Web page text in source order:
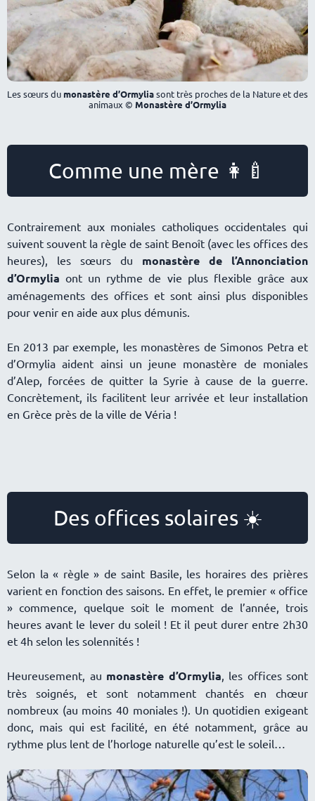
Les sœurs du monastère d’Ormyliasont très proches de la Nature et des
animaux © Monastère d’Ormylia
Comme une mère 👩‍🍼
Contrairement aux moniales catholiques occidentales qui
suivent souvent la règle de saint Benoît (avec les offices des
heures), les sœurs du monastère de l’Annonciation
d’Ormylia ont un rythme de vie plus flexible grâce aux
aménagements des offices et sont ainsi plus disponibles
pour venir en aide aux plus démunis.
En 2013 par exemple, les monastères de Simonos Petra et
d’Ormylia aident ainsi un jeune monastère de moniales
d’Alep, forcées de quitter la Syrie à cause de la guerre.
Concrètement, ils facilitent leur arrivée et leur installation
en Grèce près de la ville de Véria !
Des offices solaires ☀️
Selon la « règle » de saint Basile, les horaires des prières
varient en fonction des saisons. En effet, le premier « office
» commence, quelque soit le moment de l’année, trois
heures avant le lever du soleil ! Et il peut durer entre 2h30
et 4h selon les solennités !
Heureusement, au monastère d’Ormylia, les offices sont
très soignés, et sont notamment chantés en chœur
nombreux (au moins 40 moniales !). Un quotidien exigeant
donc, mais qui est facilité, en été notamment, grâce au
rythme plus lent de l’horloge naturelle qu’est le soleil